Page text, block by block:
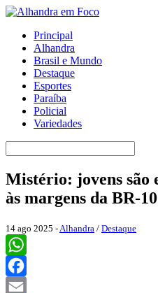
Principal
Alhandra
Brasil e Mundo
Destaque
Esportes
Paraíba
Policial
Variedades
Mistério: jovens são
às margens da BR-
14 ago 2025 - Alhandra / Destaque
WhatsApp
Facebook